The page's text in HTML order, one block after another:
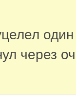
через